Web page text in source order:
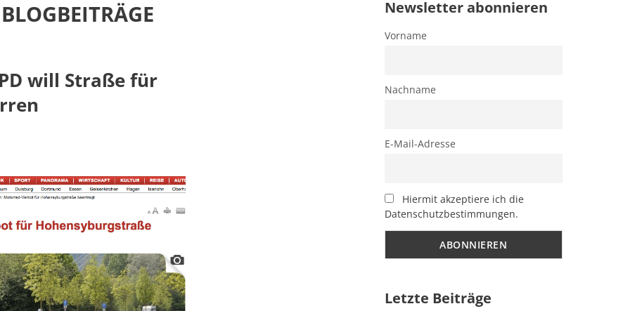
will Straße für
Newsletter abonnieren
Vorname
Nachname
E-Mail-Adresse
Hiermit akzeptiere ich die
Datenschutzbestimmungen.
Letzte Beiträge